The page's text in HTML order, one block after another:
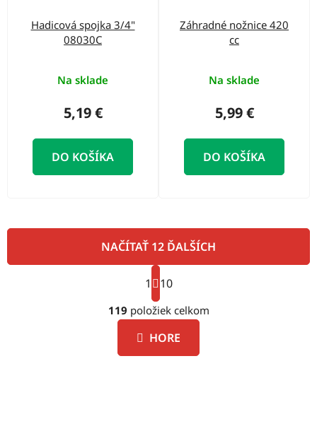
Hadicová spojka 3/4"
08030C
Na sklade
5,19 €
DO KOŠÍKA
Záhradné nožnice 420
cc
Na sklade
5,99 €
DO KOŠÍKA
O
v
l
á
d
NAČÍTAŤ 12 ĎALŠÍCH
S
t
r
á
n
k
1 10
119 položiek celkom
HORE